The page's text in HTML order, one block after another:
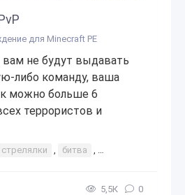
для Minecraft PE
вам не будут выдавать
либо команду, ваша
можно больше 6
террористов и
стрелялки , битва , стрельба
5,5К 0